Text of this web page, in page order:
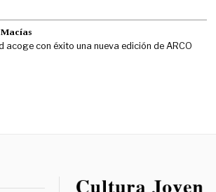
acoge con éxito una nueva edición de ARCO